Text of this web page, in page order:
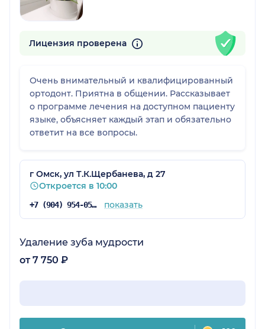
Лицензия проверена
Очень внимательный и квалифицированный
ортодонт. Приятна в общении. Рассказывает
о программе лечения на доступном пациенту
языке, объясняет каждый этап и обязательно
ответит на все вопросы.
г Омск, ул Т.К.Щербанева, д 27
Откроется в 10:00
+7 (904) 954-05-49 показать
Удаление зуба мудрости
от 7 750 ₽